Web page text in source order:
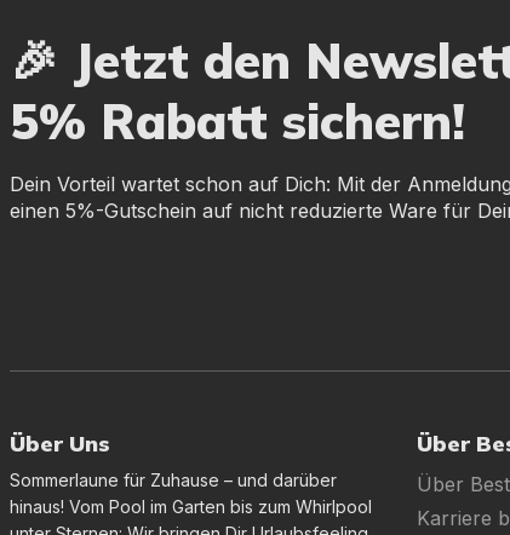
🎉 Jetzt den
5% Rabatt sichern!
Dein Vorteil wartet schon auf Dich: Mit der
einen 5%-Gutschein auf nicht reduzierte Ware für
Über Uns
Sommerlaune für Zuhause – und darüber
hinaus! Vom Pool im Garten bis zum Whirlpool
Über
Über
Karriere